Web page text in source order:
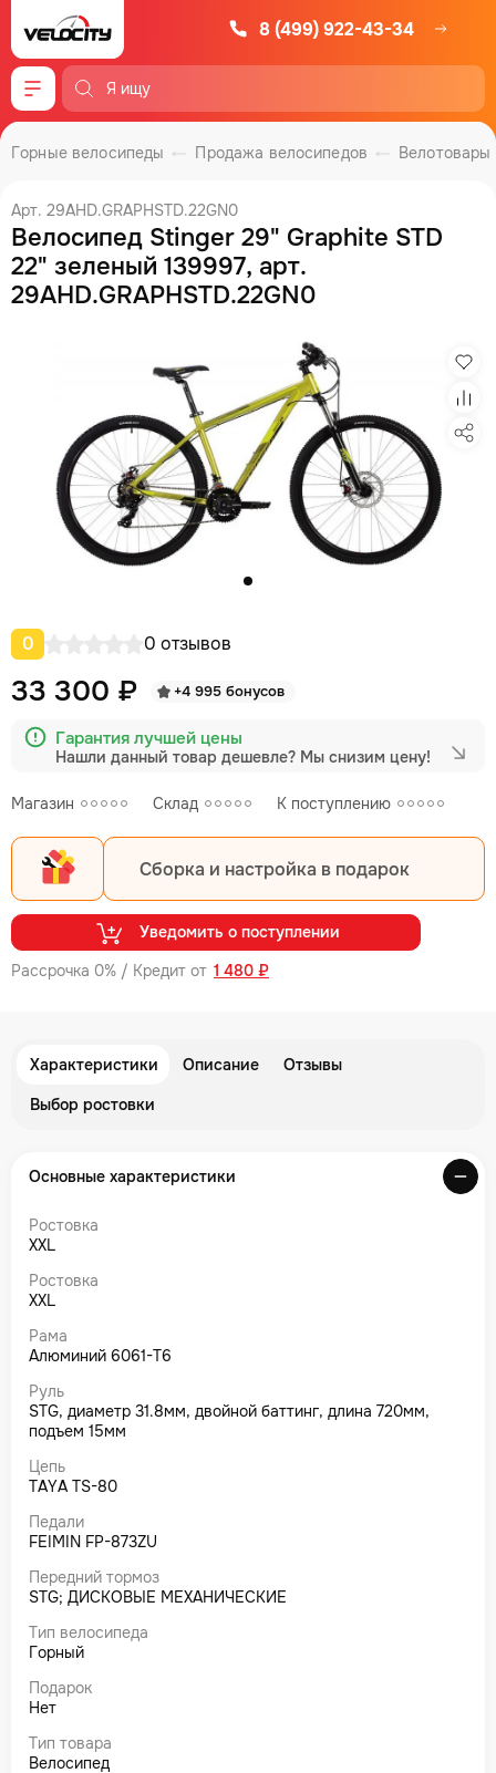
8 (499) 922-43-34
Меню
Велотовары
Продажа велосипедов
Горные велосипеды
Арт. 29AHD.GRAPHSTD.22GN0
Велосипед Stinger 29" Graphite STD
22" зеленый 139997, арт.
29AHD.GRAPHSTD.22GN0
0 0 отзывов
Магазин Склад К поступлению
33 300 ₽ +4 995 бонусов
Гарантия лучшей цены
Нашли данный товар дешевле? Мы снизим цену!
Рассрочка 0% / Кредит от 1 480 ₽
Сборка и настройка в подарок
Уведомить о поступлении
Характеристики Описание
Отзывы
Выбор ростовки
Основные характеристики
Ростовка
XXL
Ростовка
XXL
Рама
Алюминий 6061-T6
Руль
STG, диаметр 31.8мм, двойной баттинг, длина 720мм,
подъем 15мм
Цепь
TAYA TS-80
Педали
FEIMIN FP-873ZU
Передний тормоз
STG; ДИСКОВЫЕ МЕХАНИЧЕСКИЕ
Тип велосипеда
Горный
Подарок
Нет
Тип товара
Велосипед